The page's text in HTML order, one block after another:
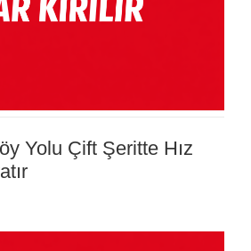
Yolu Çift Şeritte Hız